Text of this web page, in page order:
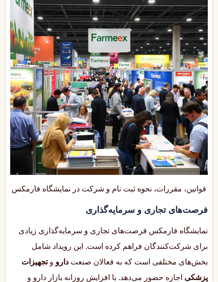
قوانین، مقررات، نحوه ثبت نام و شرکت در نمایشگاه فارمکس
فرصت‌های تجاری و سرمایه‌گذاری
نمایشگاه فارمکس فرصت‌های تجاری و سرمایه‌گذاری زیادی
برای شرکت‌کنندگان فراهم کرده است. این رویداد شامل
بخش‌های مختلفی است که به فعالان صنعت دارو وتجهیزات
پزشکی اجازه حضور می‌دهد. با افزایش روزانه بازار دارو و